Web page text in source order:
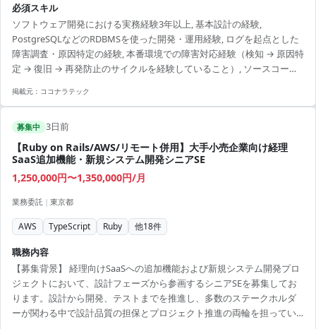
境で発生した障害について、検知から原因特定、復旧、再発防止策の
実施まで一連の対応を行っていただきます。 【求める人物像】 定例等
の打合せでリーダーシップを発揮できる方を求めています。ログや既
存のソースコードを手がかりに、未知のシステムでも自律的に問題を
調査・解決できる方が望ましいです。クラウドインフラに不慣れな部...
必須スキル
ソフトウェア開発における実務経験3年以上, 基本設計の経験,
PostgreSQLなどのRDBMSを使った開発・運用経験, ログを起点とした
障害調査・原因特定の経験, 本番環境での障害対応経験（検知 → 原因特
定 → 復旧 → 再発防止のサイクルを経験していること）, ソースコード
掲載元： ココナラテック
募集中 3日前
【Ruby on Rails/AWS/リモート併用】大手小売企業向け経理
SaaS追加機能・新規システム開発シニアSE
1,250,000円〜1,350,000円/月
業務委託 | 東京都
AWS TypeScript Ruby 他18件
職務内容
【募集背景】 経理向けSaaSへの追加機能および新規システム開発プロ
ジェクトにおいて、設計フェーズから参画するシニアSEを募集してお
ります。設計から開発、テストまでを推進し、多数のステークホルダ
ーが関わる中で設計品質の担保とプロジェクト推進の両輪を担ってい